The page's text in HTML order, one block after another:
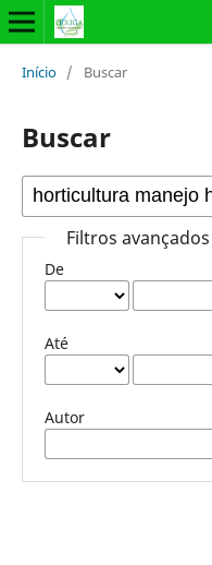
Início / Buscar
Buscar
Filtros avançados
De
Até
Autor